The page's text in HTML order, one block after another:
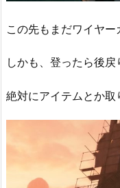
この先もまだワイヤー
しかも、登ったら後戻
絶対にアイテムとか